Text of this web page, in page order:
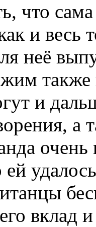
что сама
и весь
неё
также
и
а
очень
ей
вклад